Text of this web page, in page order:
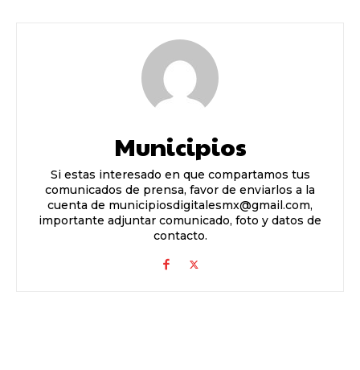
Municipios
Si estas interesado en que compartamos tus
comunicados de prensa, favor de enviarlos a la
cuenta de municipiosdigitalesmx@gmail.com,
importante adjuntar comunicado, foto y datos de
contacto.